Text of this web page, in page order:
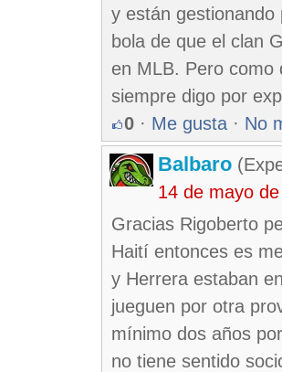
y están
bola de que el clan
en MLB. Pero como
siempre digo por
0 · Me gusta · No
Balbaro
14 de mayo
Gracias Rigoberto
Haití entonces es
y Herrera estaban
jueguen por otra
mínimo dos años
no tiene sentido